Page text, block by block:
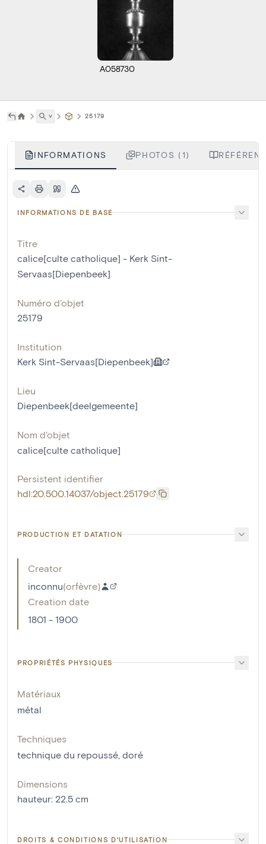
A058730
˅ 25179
INFORMATIONS PHOTOS (1)
INFORMATIONS DE BASE
Titre
calice[culte catholique] - Kerk Sint-
Servaas[Diepenbeek]
Numéro d'objet
25179
Institution
Kerk Sint-Servaas[Diepenbeek]
Lieu
Diepenbeek[deelgemeente]
Nom d'objet
calice[culte catholique]
Persistent identifier
hdl:20.500.14037/object.25179
PRODUCTION ET DATATION
Creator
inconnu(orfèvre)
Creation date
1801 - 1900
PROPRIÉTÉS PHYSIQUES
Matériaux
métal
Techniques
technique du repoussé doré
Dimensions
hauteur: 22.5 cm
DROITS & CONDITIONS D'UTILISATION